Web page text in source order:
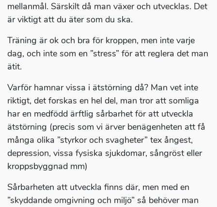
mellanmål. Särskilt då man växer och utvecklas. Det
är viktigt att du äter som du ska.
Träning är ok och bra för kroppen, men inte varje
dag, och inte som en ”stress” för att reglera det man
ätit.
Varför hamnar vissa i ätstörning då? Man vet inte
riktigt, det forskas en hel del, man tror att somliga
har en medfödd ärftlig sårbarhet för att utveckla
ätstörning (precis som vi ärver benägenheten att få
många olika ”styrkor och svagheter” tex ångest,
depression, vissa fysiska sjukdomar, sångröst eller
kroppsbyggnad mm)
Sårbarheten att utveckla finns där, men med en
”skyddande omgivning och miljö” så behöver man